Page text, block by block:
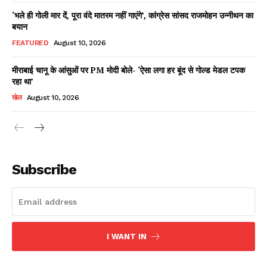
FacebookWhatsApp
‘भले ही गोली मार दें, पूरा वंदे मातरम नहीं गाएंगे’, कांग्रेस सांसद राजमोहन उन्नीथन का
बयान
FEATURED August 10, 2026
मीराबाई चानू के आंसुओं पर PM मोदी बोले- ‘ऐसा लगा हर बूंद से गोल्ड मेडल टपक
रहा था’
खेल August 10, 2026
Subscribe
I WANT IN